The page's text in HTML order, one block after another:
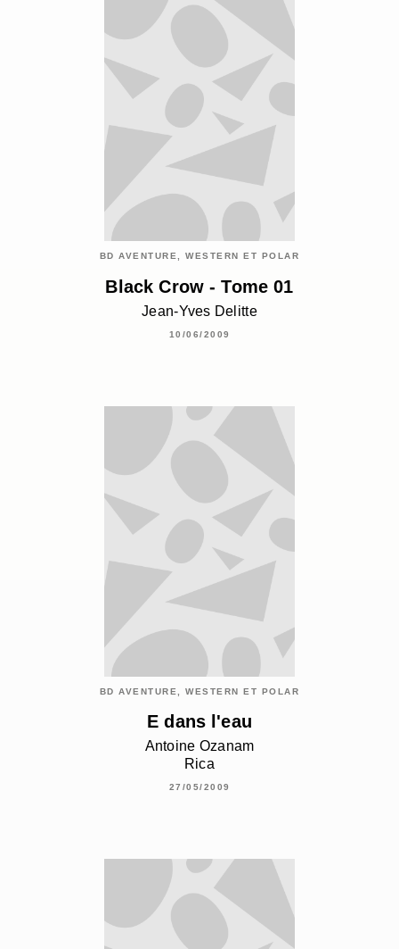
BD AVENTURE, WESTERN ET POLAR
Black Crow - Tome 01
Jean-Yves Delitte
10/06/2009
BD AVENTURE, WESTERN ET POLAR
E dans l'eau
Antoine Ozanam
Rica
27/05/2009